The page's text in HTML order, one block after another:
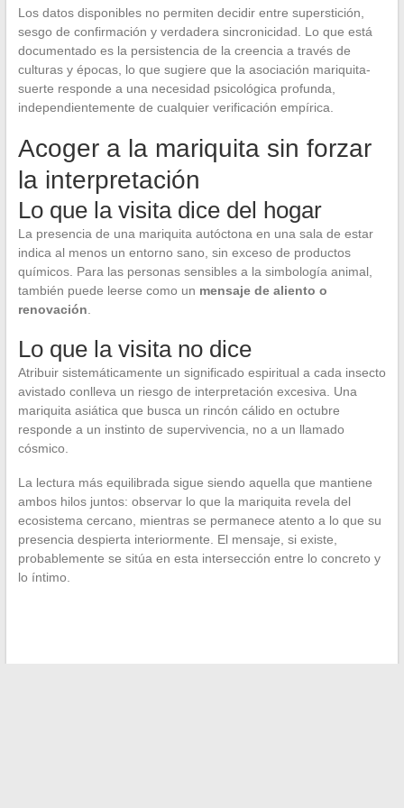
Los datos disponibles no permiten decidir entre superstición,
sesgo de confirmación y verdadera sincronicidad. Lo que está
documentado es la persistencia de la creencia a través de
culturas y épocas, lo que sugiere que la asociación mariquita-
suerte responde a una necesidad psicológica profunda,
independientemente de cualquier verificación empírica.
Acoger a la mariquita sin forzar
la interpretación
Lo que la visita dice del hogar
La presencia de una mariquita autóctona en una sala de estar
indica al menos un entorno sano, sin exceso de productos
químicos. Para las personas sensibles a la simbología animal,
también puede leerse como un mensaje de aliento o
renovación.
Lo que la visita no dice
Atribuir sistemáticamente un significado espiritual a cada insecto
avistado conlleva un riesgo de interpretación excesiva. Una
mariquita asiática que busca un rincón cálido en octubre
responde a un instinto de supervivencia, no a un llamado
cósmico.
La lectura más equilibrada sigue siendo aquella que mantiene
ambos hilos juntos: observar lo que la mariquita revela del
ecosistema cercano, mientras se permanece atento a lo que su
presencia despierta interiormente. El mensaje, si existe,
probablemente se sitúa en esta intersección entre lo concreto y
lo íntimo.